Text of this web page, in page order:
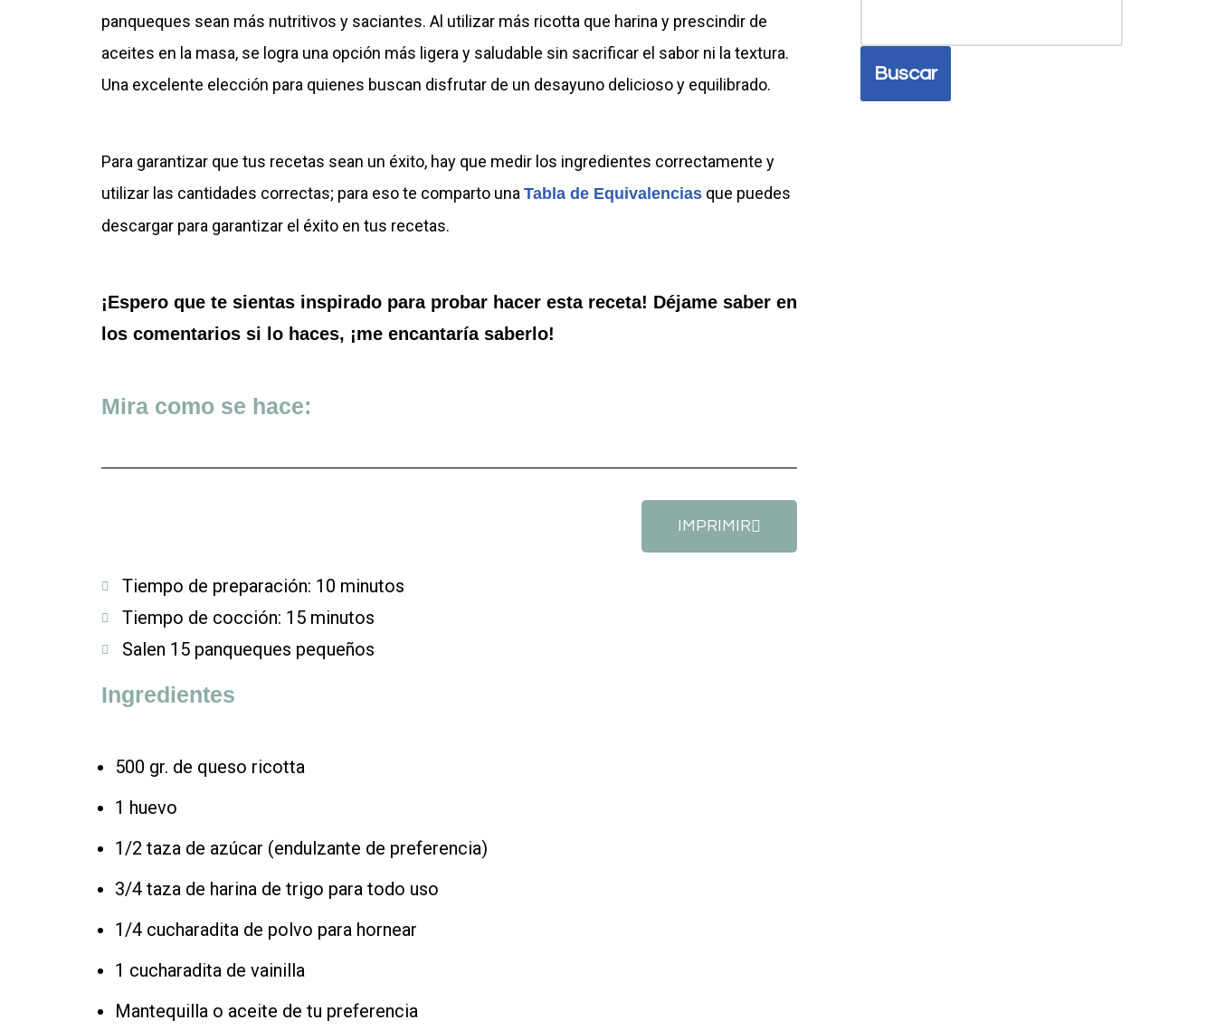
panqueques sean más nutritivos y saciantes. Al utilizar más ricotta que harina y prescindir de
aceites en la masa, se logra una opción más ligera y saludable sin sacrificar el sabor ni la textura.
Una excelente elección para quienes buscan disfrutar de un desayuno delicioso y equilibrado.
Para garantizar que tus recetas sean un éxito, hay que medir los ingredientes correctamente y
utilizar las cantidades correctas; para eso te comparto una Tabla de Equivalencias que puedes
descargar para garantizar el éxito en tus recetas.
¡Espero que te sientas inspirado para probar hacer esta receta! Déjame saber en
los comentarios si lo haces, ¡me encantaría saberlo!
Mira como se hace:
IMPRIMIR
Tiempo de preparación: 10 minutos
Tiempo de cocción: 15 minutos
Salen 15 panqueques pequeños
Ingredientes
500 gr. de queso ricotta
1 huevo
1/2 taza de azúcar (endulzante de preferencia)
3/4 taza de harina de trigo para todo uso
1/4 cucharadita de polvo para hornear
1 cucharadita de vainilla
Mantequilla o aceite de tu preferencia
Buscar